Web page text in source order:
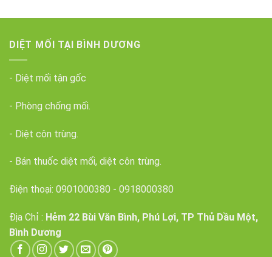
DIỆT MỐI TẠI BÌNH DƯƠNG
- Diệt mối tận gốc
- Phòng chống mối.
- Diệt côn trùng.
- Bán thuốc diệt mối, diệt côn trùng.
Điện thoại: 0901000380 - 0918000380
Địa Chỉ : Hẻm 22 Bùi Văn Bình, Phú Lợi, TP Thủ Dầu Một,
Bình Dương